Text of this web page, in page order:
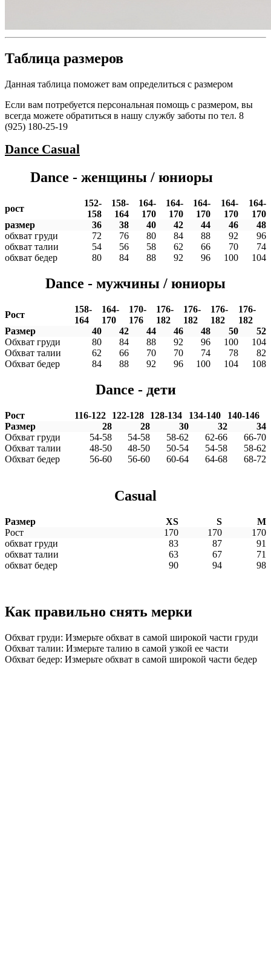
Таблица размеров
Данная таблица поможет вам определиться с размером
Если вам потребуется персональная помощь с размером, вы
всегда можете обратиться в нашу службу заботы по тел. 8
(925) 180-25-19
Dance Casual
Dance - женщины / юниоры
рост
152-
158
158-
164
164-
170
164-
170
164-
170
164-
170
164-
170
размер
36 38 40 42 44 46
48
обхват груди
72 76 80 84 88 92
96
обхват талии
54 56 58 62 66 70
74
обхват бедер
80 84 88 92 96 100 104
Dance - мужчины / юниоры
Рост
158-
164
164-
170
170-
176
176-
182
176-
182
176-
182
176-
182
Размер
40 42 44 46 48 50
52
Обхват груди
80 84 88 92 96 100
104
Обхват талии
62 66 70 70 74 78
82
Обхват бедер
84 88 92 96 100 104 108
Dance - дети
Рост 116-122 122-128 128-134 134-140
140-146
Размер
28 28 30 32
34
Обхват груди
54-58 54-58 58-62 62-66
66-70
Обхват талии
48-50 48-50 50-54 54-58
58-62
Обхват бедер
56-60 56-60 60-64 64-68 68-72
Casual
Размер XS S
M
Рост
170 170
170
обхват груди
83 87
91
обхват талии
63 67
71
обхват бедер
90 94 98
Как правильно снять мерки
Обхват груди: Измерьте обхват в самой широкой части груди
Обхват талии: Измерьте талию в самой узкой ее части
Обхват бедер: Измерьте обхват в самой широкой части бедер